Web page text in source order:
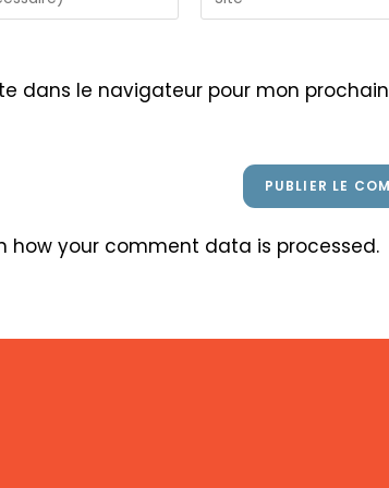
l’URL
site
dans le navigateur pour mon prochain
how your comment data is processed.